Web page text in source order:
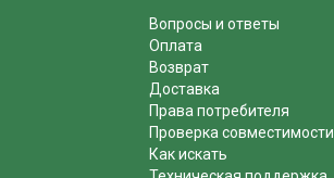
Вопросы и ответы
Оплата
Возврат
Доставка
Права потребителя
Проверка совместимости
Как искать